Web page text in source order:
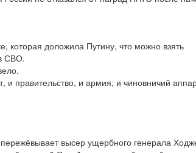
которая доложила Путину, что можно взять
СВО.
и правительство, и армия, и чиновничий
высер ущербного генерала